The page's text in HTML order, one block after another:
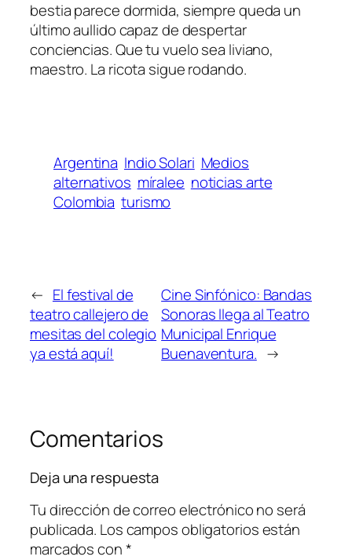
bestia parece dormida, siempre queda un
último aullido capaz de despertar
conciencias. Que tu vuelo sea liviano,
maestro. La ricota sigue rodando.
Argentina Indio Solari Medios
alternativos míralee noticias arte
Colombia turismo
← El festival de
teatro callejero de
mesitas del colegio
ya está aquí!
Cine Sinfónico: Bandas
Sonoras llega al Teatro
Municipal Enrique
Buenaventura. →
Comentarios
Deja una respuesta
Tu dirección de correo electrónico no será
publicada. Los campos obligatorios están
marcados con*